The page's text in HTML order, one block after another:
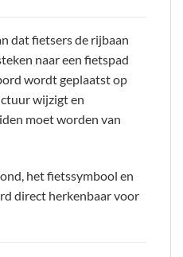
dat fietsers de rijbaan
naar een fietspad
wordt geplaatst op
wijzigt en
moet worden van
het fietssymbool en
direct herkenbaar voor